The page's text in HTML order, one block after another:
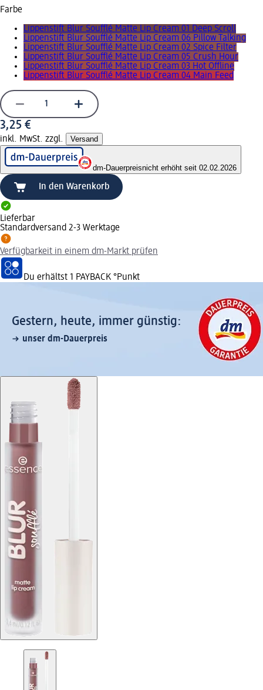
Farbe
Lippenstift Blur Soufflé Matte Lip Cream 01 Deep Scroll
Lippenstift Blur Soufflé Matte Lip Cream 06 Pillow Talking
Lippenstift Blur Soufflé Matte Lip Cream 02 Spice Filter
Lippenstift Blur Soufflé Matte Lip Cream 05 Crush Hour
Lippenstift Blur Soufflé Matte Lip Cream 03 Hot Offline
Lippenstift Blur Soufflé Matte Lip Cream 04 Main Feed
3,25 €
inkl. MwSt. zzgl. Versand
dm-Dauerpreisnicht erhöht seit 02.02.2026
In den Warenkorb
Lieferbar
Standardversand 2-3 Werktage
Verfügbarkeit in einem dm-Markt prüfen
Du erhältst 1 PAYBACK °Punkt
Gestern, heute, immer günstig:
unser dm-Dauerpreis